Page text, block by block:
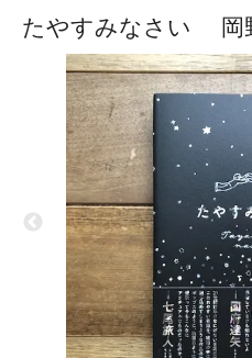
たやすみなさい